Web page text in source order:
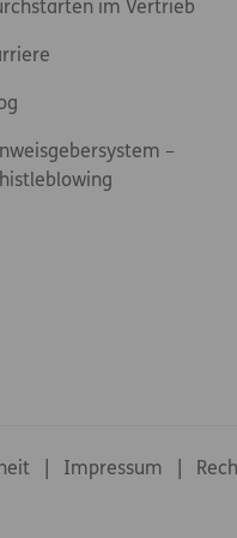
im Vertrieb
–
Impressum